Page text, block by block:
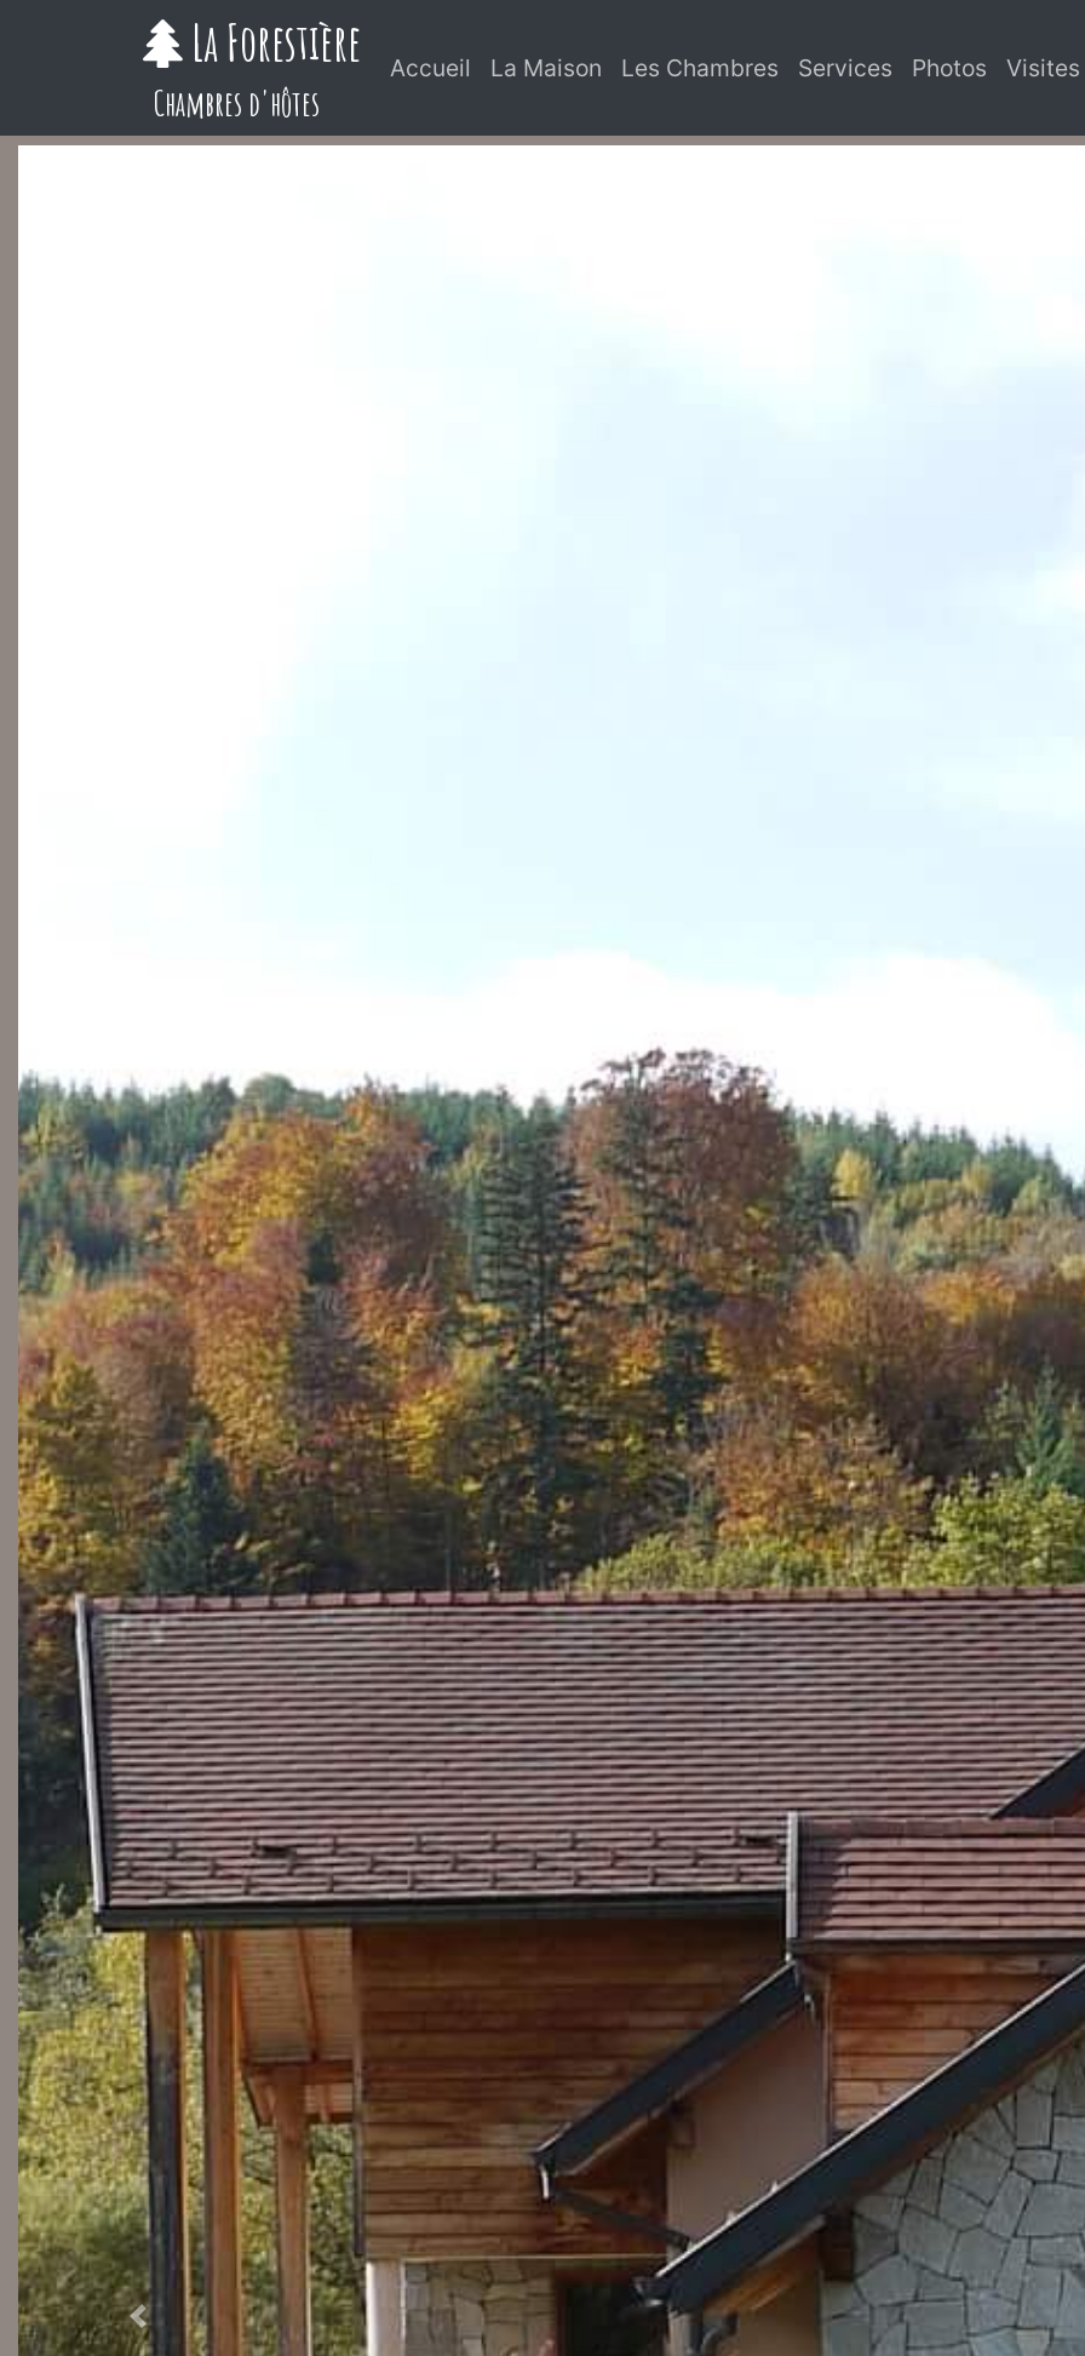
La Forestière
Chambres d'hôtes
Accueil La Maison Les Chambres Services Photos
Previous